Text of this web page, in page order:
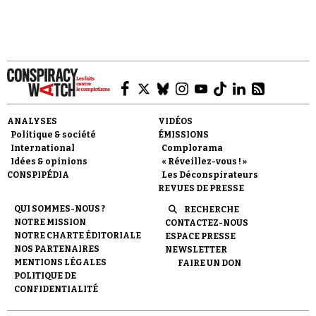
Faire un don
Demander à Vera
ANALYSES
Politique & société
International
Idées & opinions
CONSPIPÉDIA
VIDÉOS
ÉMISSIONS
Complorama
« Réveillez-vous ! »
Les Déconspirateurs
REVUES DE PRESSE
QUI SOMMES-NOUS ?
NOTRE MISSION
NOTRE CHARTE ÉDITORIALE
NOS PARTENAIRES
MENTIONS LÉGALES
POLITIQUE DE
CONFIDENTIALITÉ
RECHERCHE
CONTACTEZ-NOUS
ESPACE PRESSE
NEWSLETTER
FAIRE UN DON